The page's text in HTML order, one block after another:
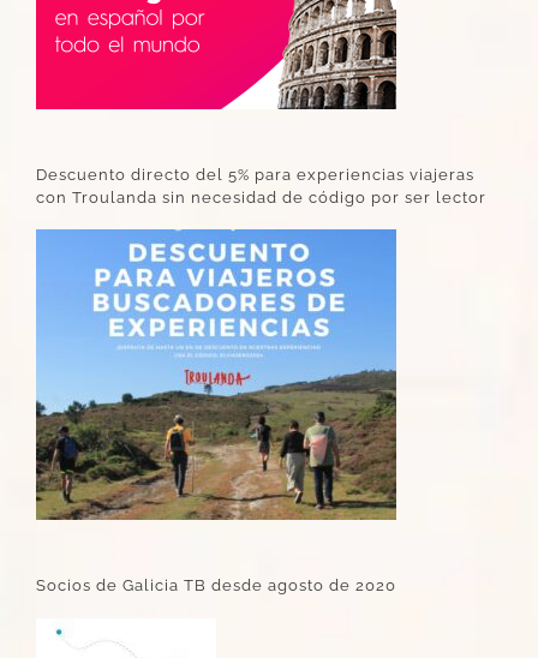
Descuento directo del 5% para experiencias viajeras
con Troulanda sin necesidad de código por ser lector
Socios de Galicia TB desde agosto de 2020